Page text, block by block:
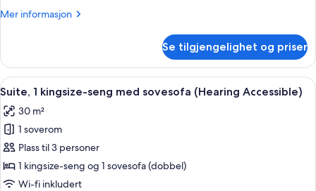
Mer informasjon
Mer
flere
senger
(View)
Se tilgjengelighet og priser
Åpne
alle
bildene
av
Suite,
1
kingsize-
Sengetøy av topp kvalitet,
5
Suite, 1 kingsize-seng med sovesofa (Hearing Accessible)
30 m²
1 soverom
Plass til 3 personer
1 kingsize-seng og 1 sovesofa (dobbel)
Wi-fi inkludert